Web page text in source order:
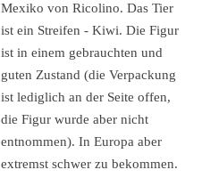
Mexiko von Ricolino. Das Tier
ist ein Streifen - Kiwi. Die Figur
ist in einem gebrauchten und
guten Zustand (die Verpackung
ist lediglich an der Seite offen,
die Figur wurde aber nicht
entnommen). In Europa aber
extremst schwer zu bekommen.